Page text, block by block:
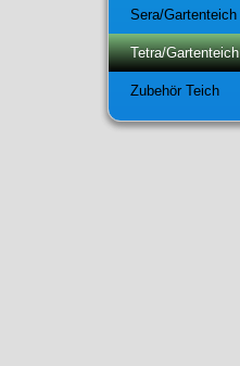
Sera/Gartenteich
Tetra/Gartenteich
Zubehör Teich